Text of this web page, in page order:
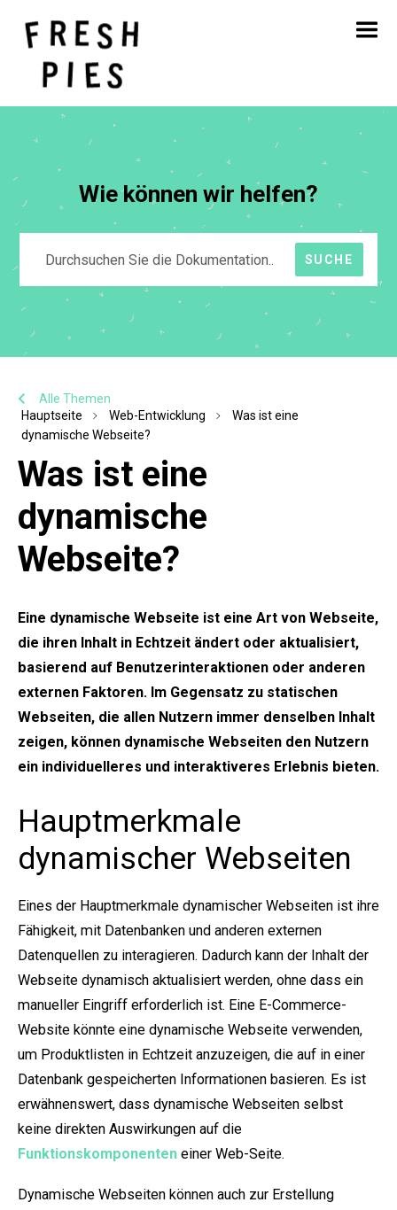
Startseite
Über
Unsere Arbeit
Wie können wir helfen?
SUCHE
Alle Themen
Hauptseite
Web-Entwicklung
Was ist eine
dynamische Webseite?
Was ist eine
dynamische
Webseite?
Eine dynamische Webseite ist eine Art von Webseite,
die ihren Inhalt in Echtzeit ändert oder aktualisiert,
basierend auf Benutzerinteraktionen oder anderen
externen Faktoren. Im Gegensatz zu statischen
Webseiten, die allen Nutzern immer denselben Inhalt
zeigen, können dynamische Webseiten den Nutzern
ein individuelleres und interaktiveres Erlebnis bieten.
Hauptmerkmale
dynamischer Webseiten
Eines der Hauptmerkmale dynamischer Webseiten ist ihre
Fähigkeit, mit Datenbanken und anderen externen
Datenquellen zu interagieren. Dadurch kann der Inhalt der
Webseite dynamisch aktualisiert werden, ohne dass ein
manueller Eingriff erforderlich ist. Eine E-Commerce-
Website könnte eine dynamische Webseite verwenden,
um Produktlisten in Echtzeit anzuzeigen, die auf in einer
Datenbank gespeicherten Informationen basieren. Es ist
erwähnenswert, dass dynamische Webseiten selbst
keine direkten Auswirkungen auf die
Funktionskomponenten einer Web-Seite.
Dynamische Webseiten können auch zur Erstellung